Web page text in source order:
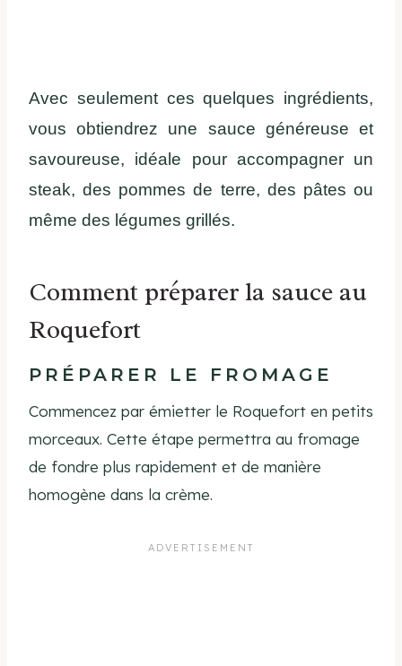
Avec seulement ces quelques ingrédients,
vous obtiendrez une sauce généreuse et
savoureuse, idéale pour accompagner un
steak, des pommes de terre, des pâtes ou
même des légumes grillés.
Comment préparer la sauce au
Roquefort
PRÉPARER LE FROMAGE
Commencez par émietter le Roquefort en petits
morceaux. Cette étape permettra au fromage
de fondre plus rapidement et de manière
homogène dans la crème.